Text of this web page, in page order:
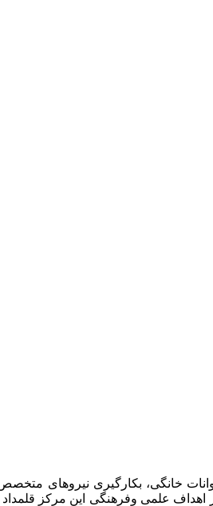
توسعه بخش درمانی حیوانات خانگی، بکارگیری
اهداف علمی وفرهنگی این مرکز